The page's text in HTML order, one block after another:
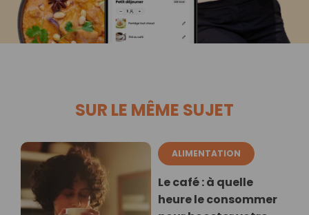
SUR LE MÊME SUJET
ALIMENTATION
Le café : à quelle
heure le consommer